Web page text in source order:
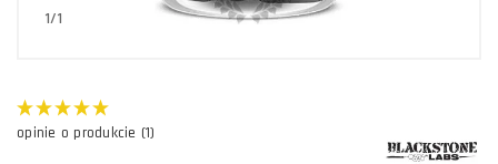
1/1
opinie o produkcie (1)